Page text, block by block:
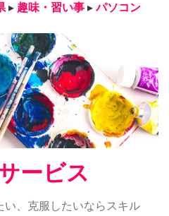
▸ 趣味・習い事 ▸ パソコン
ービス
い、克服したいならスキル